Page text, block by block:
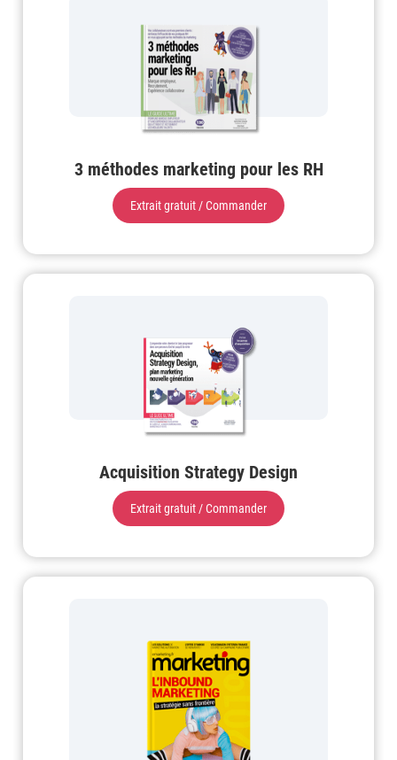
3 méthodes marketing pour les RH
Extrait gratuit / Commander
Acquisition Strategy Design
Extrait gratuit / Commander